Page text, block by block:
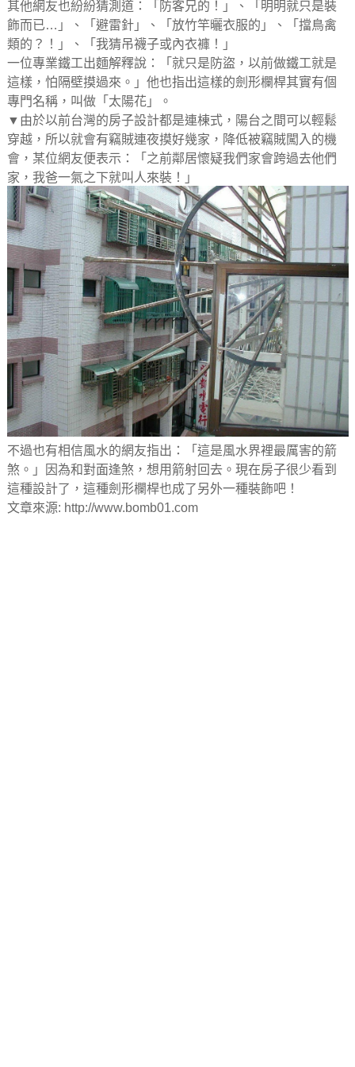
其他網友也紛紛猜測道：「防客兄的！」、「明明就只是裝
飾而已…」、「避雷針」、「放竹竿曬衣服的」、「擋鳥禽
類的？！」、「我猜吊襪子或內衣褲！」
一位專業鐵工出麵解釋說：「就只是防盜，以前做鐵工就是
這樣，怕隔壁摸過來。」他也指出這樣的劍形欄桿其實有個
專門名稱，叫做「太陽花」。
▼由於以前台灣的房子設計都是連棟式，陽台之間可以輕鬆
穿越，所以就會有竊賊連夜摸好幾家，降低被竊賊闖入的機
會，某位網友便表示：「之前鄰居懷疑我們家會跨過去他們
家，我爸一氣之下就叫人來裝！」
不過也有相信風水的網友指出：「這是風水界裡最厲害的箭
煞。」因為和對面逢煞，想用箭射回去。現在房子很少看到
這種設計了，這種劍形欄桿也成了另外一種裝飾吧！
文章來源: http://www.bomb01.com